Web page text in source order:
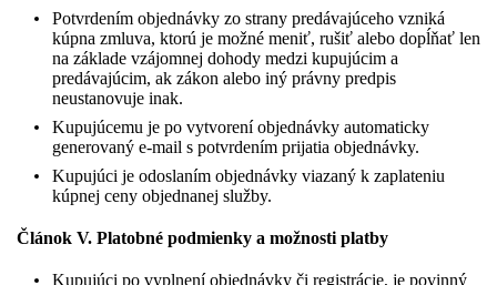
Potvrdením objednávky zo strany predávajúceho vzniká
kúpna zmluva, ktorú je možné meniť, rušiť alebo dopĺňať len
na základe vzájomnej dohody medzi kupujúcim a
predávajúcim, ak zákon alebo iný právny predpis
neustanovuje inak.
Kupujúcemu je po vytvorení objednávky automaticky
generovaný e-mail s potvrdením prijatia objednávky.
Kupujúci je odoslaním objednávky viazaný k zaplateniu
kúpnej ceny objednanej služby.
Článok V. Platobné podmienky a možnosti platby
Kupujúci po vyplnení objednávky či registrácie, je povinný